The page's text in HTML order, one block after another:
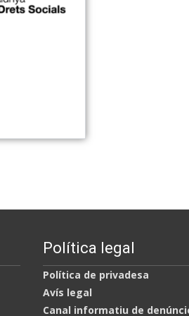
Política legal
Política de privadesa
Avís legal
Canal informatiu de